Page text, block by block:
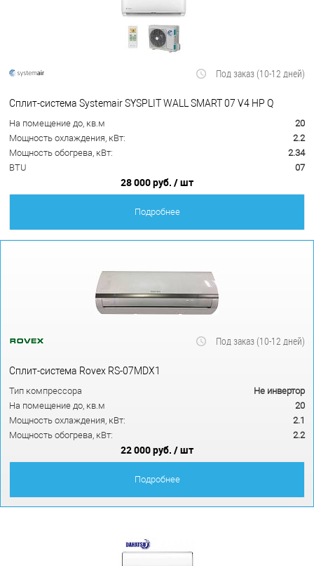
Под заказ (10-12 дней)
Сплит-система Systemair SYSPLIT WALL SMART 07 V4 HP Q
На помещение до, кв.м
20
Мощность охлаждения, кВт:
2.2
Мощность обогрева, кВт:
2.34
BTU
07
28 000 руб. / шт
Подробнее
Под заказ (10-12 дней)
Сплит-система Rovex RS-07MDX1
Тип компрессора
Не инвертор
На помещение до, кв.м
20
Мощность охлаждения, кВт:
2.1
Мощность обогрева, кВт:
2.2
22 000 руб. / шт
Подробнее